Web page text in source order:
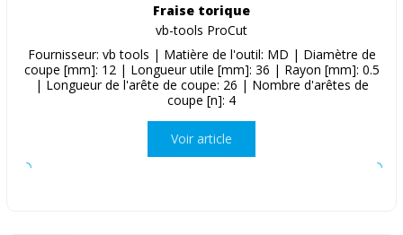
Fraise torique
vb-tools ProCut
Fournisseur: vb tools | Matière de l'outil: MD | Diamètre de
coupe [mm]: 12 | Longueur utile [mm]: 36 | Rayon [mm]: 0.5
| Longueur de l'arête de coupe: 26 | Nombre d'arêtes de
coupe [n]: 4
Voir article